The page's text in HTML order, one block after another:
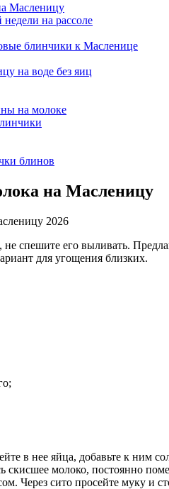
Масленицу
на рассоле
блинчики к Масленице
на воде без яиц
на молоке
блинов
на Масленицу
спешите его выливать.
для угощения близких.
в нее яйца, добавьте к ним
скисшее молоко, постоянно
Через сито просейте муку